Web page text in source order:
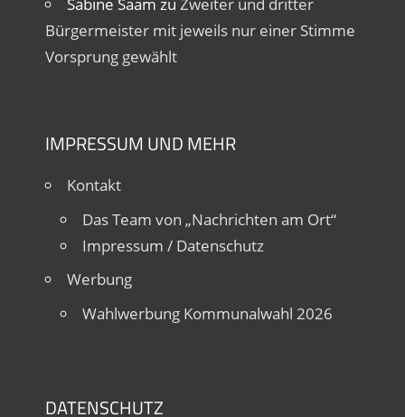
Sabine Saam zu Zweiter und dritter
Bürgermeister mit jeweils nur einer Stimme
Vorsprung gewählt
IMPRESSUM UND MEHR
Kontakt
Das Team von „Nachrichten am Ort“
Impressum / Datenschutz
Werbung
Wahlwerbung Kommunalwahl 2026
DATENSCHUTZ